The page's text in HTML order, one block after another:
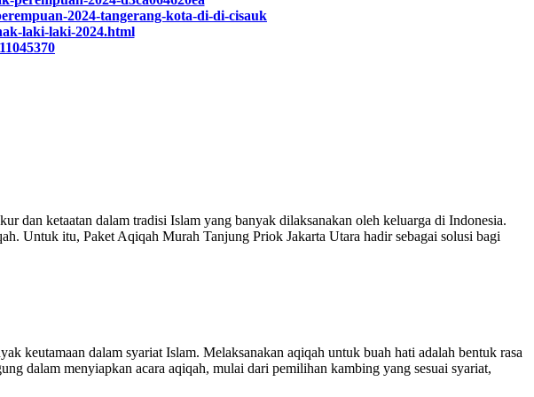
2024-tangerang-kota-di-di-cisauk
laki-laki-2024.html
dan ketaatan dalam tradisi Islam yang banyak dilaksanakan oleh keluarga di Indonesia.
Untuk itu, Paket Aqiqah Murah Tanjung Priok Jakarta Utara hadir sebagai solusi bagi
keutamaan dalam syariat Islam. Melaksanakan aqiqah untuk buah hati adalah bentuk rasa
dalam menyiapkan acara aqiqah, mulai dari pemilihan kambing yang sesuai syariat,